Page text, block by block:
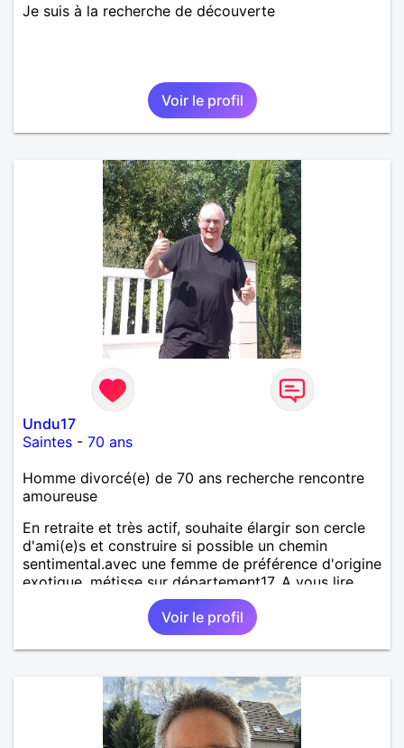
Je suis à la recherche de découverte
Voir le profil
Undu17
Saintes - 70 ans
Homme divorcé(e) de 70 ans recherche rencontre
amoureuse
En retraite et très actif, souhaite élargir son cercle
d'ami(e)s et construire si possible un chemin
sentimental.avec une femme de préférence d'origine
exotique, métisse sur département17. A vous lire.
Voir le profil